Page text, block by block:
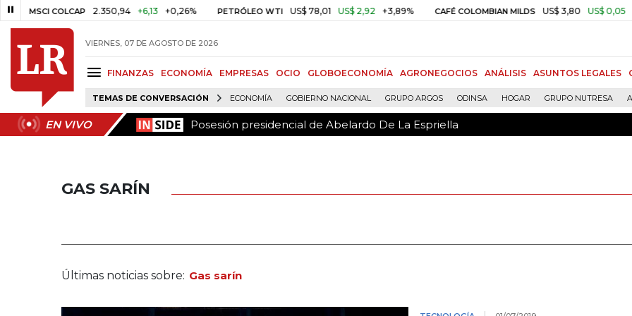
MSCI COLCAP 2.350,94 +6,13 +0,26% PETRÓLEO WTI US$ 78,01 US$ 2,92 +3,89% CAFÉ COLOMBIAN MILDS US$ 3,80 US$ 0,05
VIERNES, 07 DE AGOSTO DE 2026
FINANZAS ECONOMÍA EMPRESAS OCIO GLOBOECONOMÍA AGRONEGOCIOS ANÁLISIS ASUNTOS LEGALES
TEMAS DE CONVERSACIÓN ECONOMÍA GOBIERNO NACIONAL GRUPO ARGOS ODINSA HOGAR GRUPO NUTRESA
EN VIVO Posesión presidencial de Abelardo De La Espriella
EN VIVO Posesión presidencial de Abelardo De La Espriella
GAS SARÍN
Últimas noticias sobre: Gas sarín